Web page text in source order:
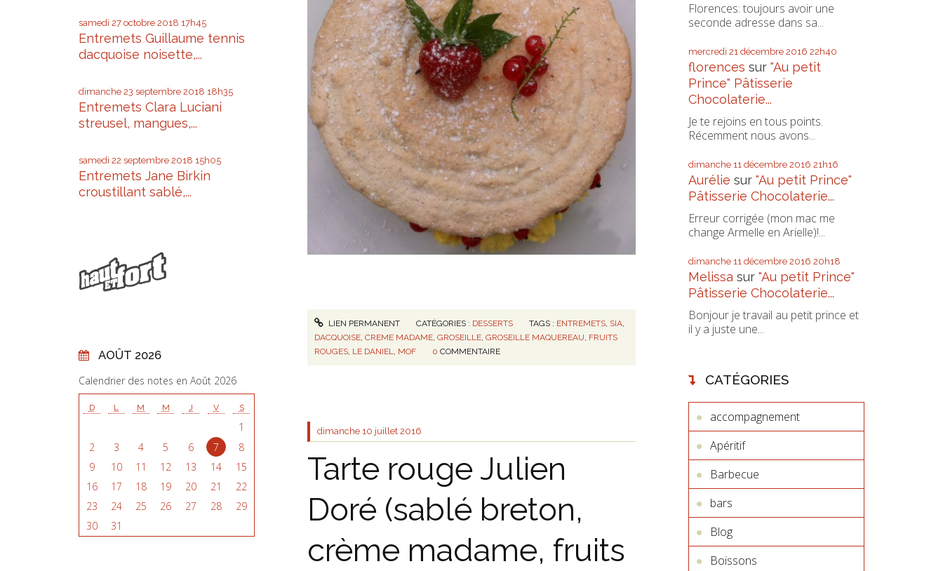
samedi 27 octobre 2018 17h45
Entremets Guillaume tennis
dacquoise noisette,...
dimanche 23 septembre 2018 18h35
Entremets Clara Luciani
streusel, mangues,...
samedi 22 septembre 2018 15h05
Entremets Jane Birkin
croustillant sablé,...
AOÛT 2026
Calendrier des notes en Août 2026
D L M M J V S
1
2
3 4 5 6 7
8
9
10 11 12 13 14
15
16
17 18 19 20 21
22
23
24 25 26 27 28
29
30
31
LIEN PERMANENT CATÉGORIES : DESSERTS TAGS : ENTREMETS SIA
DACQUOISE, CREME MADAME, GROSEILLE, GROSEILLE MAQUEREAU FRUITS
ROUGES, LE DANIEL MOF 0 COMMENTAIRE
dimanche 10 juillet 2016
Tarte rouge Julien
Doré (sablé breton,
crème madame, fruits
Florences: toujours avoir une
seconde adresse dans sa...
mercredi 21 décembre 2016 22h40
florences sur "Au petit
Prince" Pâtisserie
Chocolaterie...
Je te rejoins en tous points.
Récemment nous avons...
dimanche 11 décembre 2016 21h16
Aurélie sur "Au petit Prince"
Pâtisserie Chocolaterie...
Erreur corrigée (mon mac me
change Armelle en Arielle)!...
dimanche 11 décembre 2016 20h18
Melissa sur "Au petit Prince"
Pâtisserie Chocolaterie...
Bonjour je travail au petit prince et
il y a juste une...
CATÉGORIES
accompagnement
Apéritif
Barbecue
bars
Blog
Boissons